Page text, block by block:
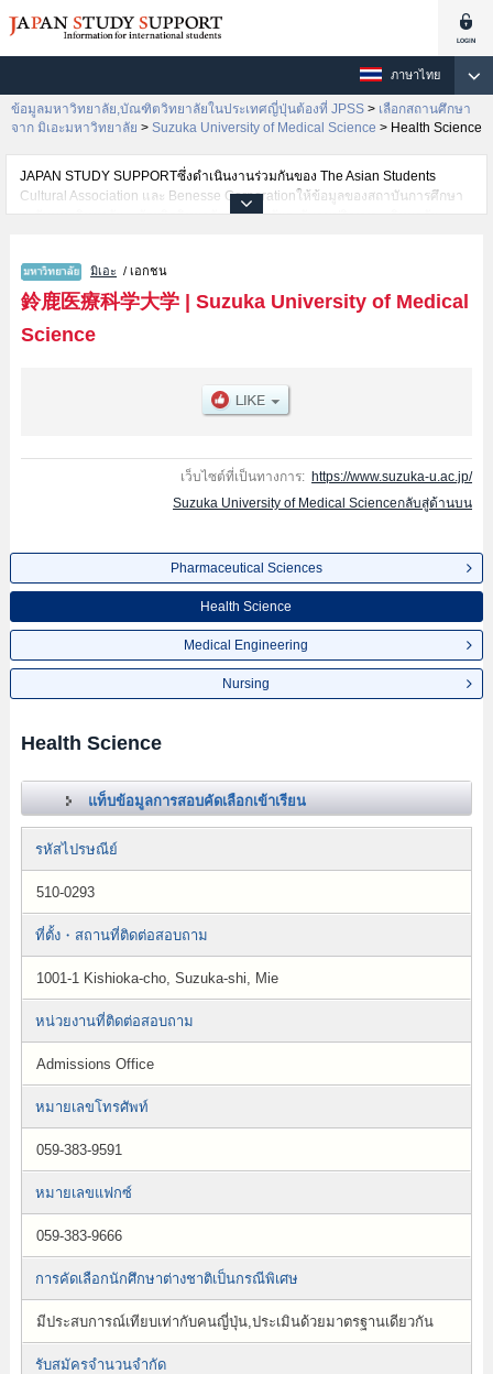
ภาษาไทย
ข้อมูลมหาวิทยาลัย,บัณฑิตวิทยาลัยในประเทศญี่ปุ่นต้องที่ JPSS > เลือกสถานศึกษา
จาก มิเอะมหาวิทยาลัย > Suzuka University of Medical Science > Health Science
JAPAN STUDY SUPPORTซึ่งดำเนินงานร่วมกันของ The Asian Students
Cultural Association และ Benesse Corporationให้ข้อมูลของสถาบันการศึกษา
ระดับมหาวิทยาลัย・บัณฑิตวิทยาลัย・วิทยาลัยระดับอนุปริญญา・วิทยาลัย
สำหรับนักศึกษาต่างชาติเช่นข้อมูลของแต่ละคณะ,ข้อมูลการสอบคัดเลือกเข้า
ศึกษาเช่นจำนวนคนที่รับสมัครหรือจำนวนคนที่ผ่านการสอบคัดเลือก
เป็นต้น,แนะนำสถานที่,การเดินทางเป็นต้นไว้ด้วยดังนั้นขอเชิญใช้บริการค้นหา
ข้อมูลตามอัธยาศัย
มิเอะ / เอกชน
鈴鹿医療科学大学| Suzuka University of Medical
Science
เว็บไซต์ที่เป็นทางการ: https://www.suzuka-u.ac.jp/
Suzuka University of Medical Scienceกลับสู่ด้านบน
Pharmaceutical Sciences
Health Science
Medical Engineering
Nursing
Health Science
แท็บข้อมูลการสอบคัดเลือกเข้าเรียน
รหัสไปรษณีย์
510-0293
ที่ตั้ง・สถานที่ติดต่อสอบถาม
1001-1 Kishioka-cho, Suzuka-shi, Mie
หน่วยงานที่ติดต่อสอบถาม
Admissions Office
หมายเลขโทรศัพท์
059-383-9591
หมายเลขแฟกซ์
059-383-9666
การคัดเลือกนักศึกษาต่างชาติเป็นกรณีพิเศษ
มีประสบการณ์เทียบเท่ากับคนญี่ปุ่น,ประเมินด้วยมาตรฐานเดียวกัน
รับสมัครจำนวนจำกัด